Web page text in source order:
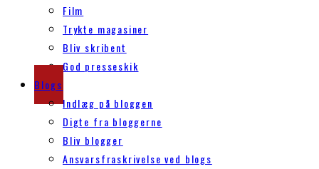
Film
Trykte magasiner
Bliv skribent
God presseskik
Blogs
Indlæg på bloggen
Digte fra bloggerne
Bliv blogger
Ansvarsfraskrivelse ved blogs